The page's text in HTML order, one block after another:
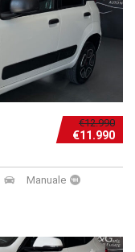
€12.990
€11.990
Manuale